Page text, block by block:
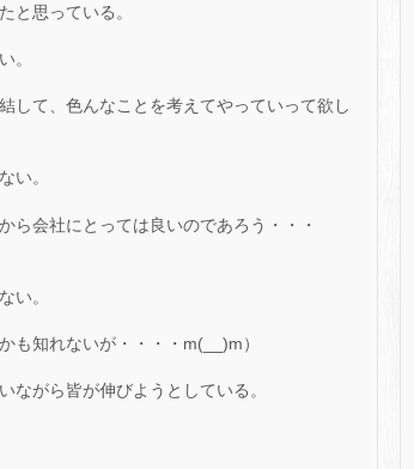
と思っている。
。
して、色んなことを考えてやっていって欲し
い。
ら会社にとっては良いのであろう・・・
い。
も知れないが・・・・m(__)m）
ながら皆が伸びようとしている。